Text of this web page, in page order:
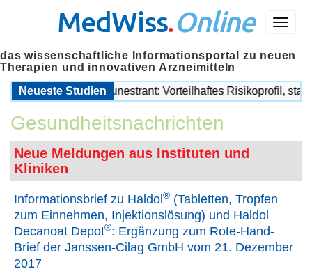
Menü
MedWiss.Online
das wissenschaftliche Informationsportal zu neuen
Therapien und innovativen Arzneimitteln
Neueste Studien
Degrader Imlunestrant: Vorteilhaftes Risikoprofil, stabile
Gesundheitsnachrichten
Neue Meldungen aus Instituten und
Kliniken
Informationsbrief zu Haldol ® (Tabletten, Tropfen
zum Einnehmen, Injektionslösung) und Haldol
Decanoat Depot®: Ergänzung zum Rote-Hand-
Brief der Janssen-Cilag GmbH vom 21. Dezember
2017